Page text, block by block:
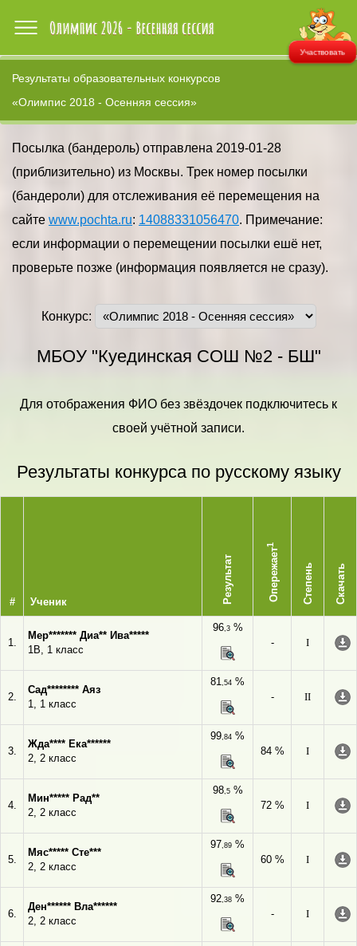
Участвовать
Результаты образовательных конкурсов
«Олимпис 2018 - Осенняя сессия»
Посылка (бандероль) отправлена 2019-01-28
(приблизительно) из Москвы. Трек номер посылки
(бандероли) для отслеживания её перемещения на
сайте www.pochta.ru: 14088331056470. Примечание:
если информации о перемещении посылки ешё нет,
проверьте позже (информация появляется не сразу).
Конкурс:
МБОУ "Куединская СОШ №2 - БШ"
Для отображения ФИО без звёздочек подключитесь к
своей учётной записи.
Результаты конкурса по русскому языку
# Ученик Результат Опережает
1
Степень Скачать
1.
Мер******* Диа** Ива*****
1В, 1 класс
96,3%
-
I
2.
Сад******** Аяз
1, 1 класс
81,54 %
-
II
3.
Жда**** Ека******
2, 2 класс
99,84 %
84 %
I
4.
Мин***** Рад**
2, 2 класс
98,5%
72 %
I
5.
Мяс***** Сте***
2, 2 класс
97,89 %
60 %
I
6.
Ден****** Вла******
2, 2 класс
92,38 %
-
I